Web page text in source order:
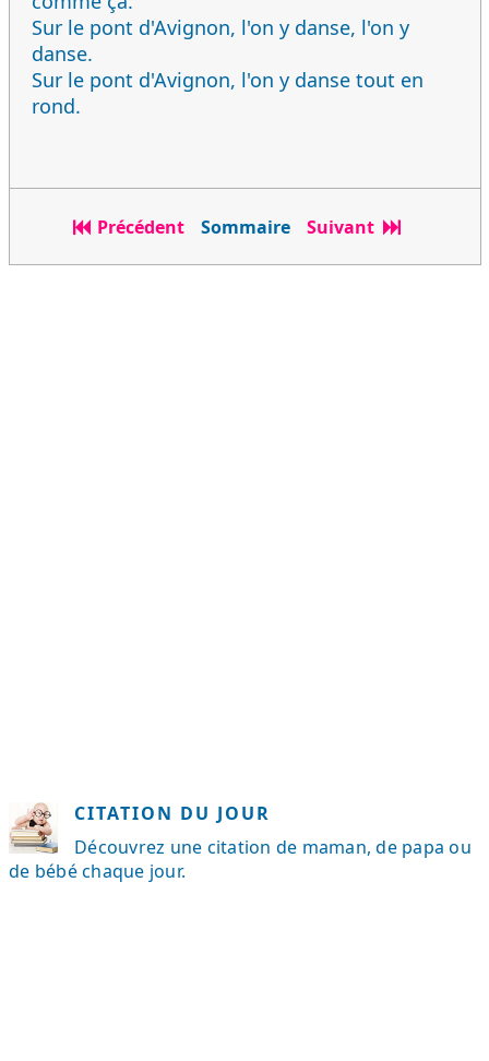
Sur le pont d'Avignon, l'on y danse, l'on y
danse.
Sur le pont d'Avignon, l'on y danse tout en
rond.
Précédent Sommaire Suivant
CITATION DU JOUR
Découvrez une citation de maman, de papa ou
de bébé chaque jour.